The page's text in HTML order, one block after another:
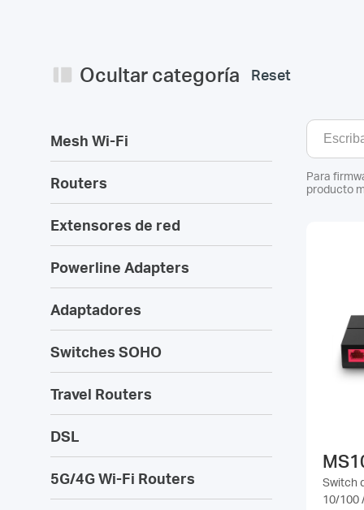
Ocultar categoría Reset
Mesh Wi-Fi
Routers
Extensores de red
Powerline Adapters
Adaptadores
Switches SOHO
Travel Routers
DSL
5G/4G Wi-Fi Routers
Para
producto
Switch
10/100